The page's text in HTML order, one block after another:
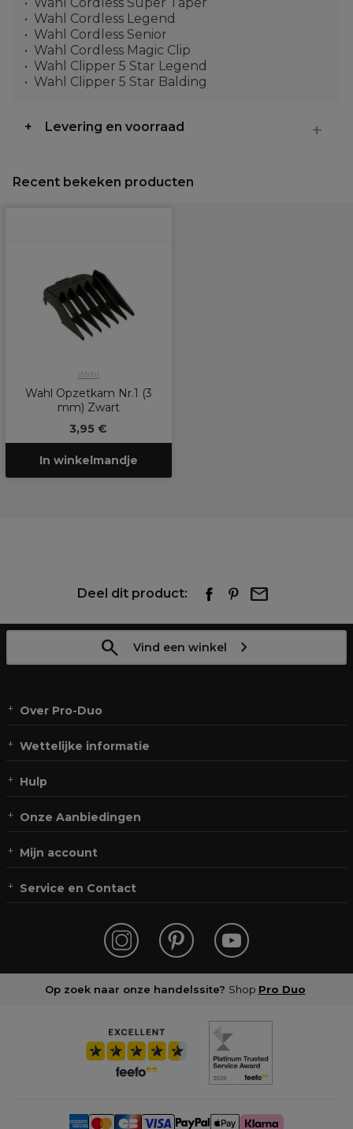
Wahl Cordless Legend
Wahl Cordless Senior
Wahl Cordless Magic Clip
Wahl Clipper 5 Star Legend
Wahl Clipper 5 Star Balding
Levering en voorraad
Recent bekeken producten
Wahl
Wahl Opzetkam Nr.1 (3
mm) Zwart
3,95 €
In winkelmandje
Deel dit product:
Vind een winkel
Over Pro-Duo
Wettelijke informatie
Hulp
Onze Aanbiedingen
Mijn account
Service en Contact
Op zoek naar onze handelssite? Shop Pro Duo